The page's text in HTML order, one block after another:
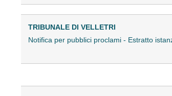
TRIBUNALE DI VELLETRI
Notifica per pubblici proclami - Estratto